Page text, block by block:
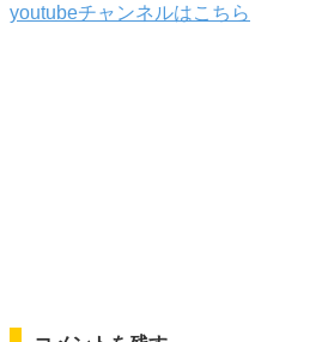
youtubeチャンネルはこちら